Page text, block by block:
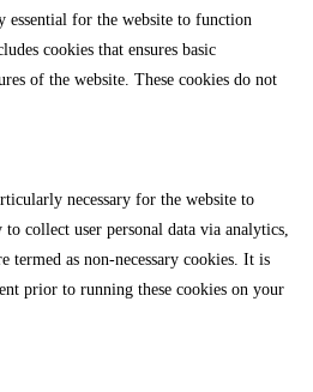
essential for the website to function
cookies that ensures basic
of the website. These cookies do not
necessary for the website to
collect user personal data via analytics,
termed as non-necessary cookies. It is
prior to running these cookies on your